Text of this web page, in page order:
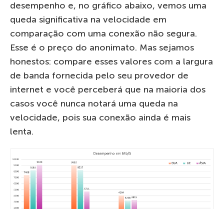
desempenho e, no gráfico abaixo, vemos uma
queda significativa na velocidade em
comparação com uma conexão não segura.
Esse é o preço do anonimato. Mas sejamos
honestos: compare esses valores com a largura
de banda fornecida pelo seu provedor de
internet e você perceberá que na maioria dos
casos você nunca notará uma queda na
velocidade, pois sua conexão ainda é mais
lenta.